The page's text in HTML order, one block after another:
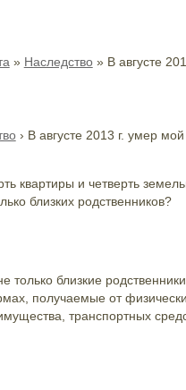
» Наследство» В августе
› В августе 2013 г. умер
квартиры и четверть
близких родственников?
близкие
получаемые от
транспортных